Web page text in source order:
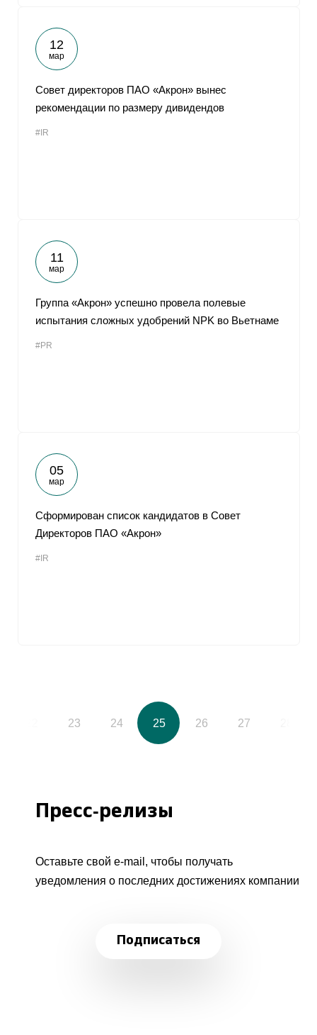
12
мар
Совет директоров ПАО «Акрон» вынес
рекомендации по размеру дивидендов
#IR
11
мар
Группа «Акрон» успешно провела полевые
испытания сложных удобрений NPK во Вьетнаме
#PR
05
мар
Сформирован список кандидатов в Совет
Директоров ПАО «Акрон»
#IR
23 24 25 26 27
Пресс-релизы
Оставьте свой e-mail, чтобы получать
уведомления о последних достижениях компании
Подписаться